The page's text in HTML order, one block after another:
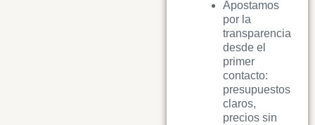
Apostamos
por la
transparencia
desde el
primer
contacto:
presupuestos
claros,
precios sin